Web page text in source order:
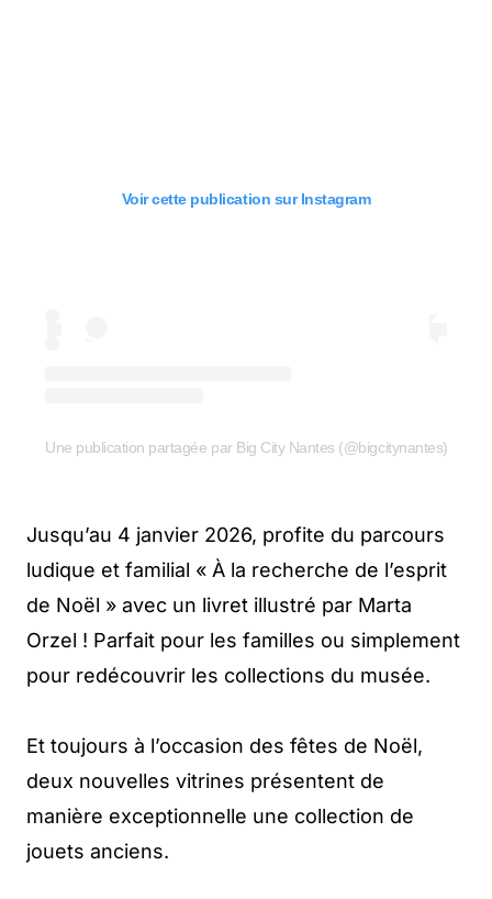
Voir cette publication sur Instagram
Une publication partagée par Big City Nantes (@bigcitynantes)
Jusqu’au 4 janvier 2026, profite du parcours
ludique et familial « À la recherche de l’esprit
de Noël » avec un livret illustré par Marta
Orzel ! Parfait pour les familles ou simplement
pour redécouvrir les collections du musée.
Et toujours à l’occasion des fêtes de Noël,
deux nouvelles vitrines présentent de
manière exceptionnelle une collection de
jouets anciens.